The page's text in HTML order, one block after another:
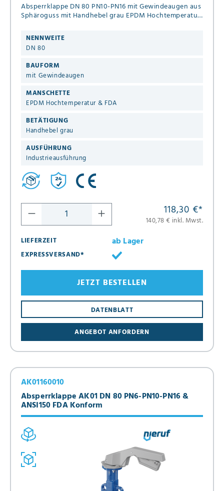
Absperrklappe DN 80 PN10-PN16 mit Gewindeaugen aus
Sphäroguss mit Handhebel grau EPDM Hochtemperatur
NENNWEITE
DN 80
BAUFORM
mit Gewindeaugen
MANSCHETTE
EPDM Hochtemperatur & FDA
BETÄTIGUNG
Handhebel grau
AUSFÜHRUNG
Industrieausführung
118,30 €*
140,78 € inkl. Mwst.
LIEFERZEIT
ab Lager
EXPRESSVERSAND*
ANGEBOT ANFORDERN
DATENBLATT
JETZT BESTELLEN
Absperrklappe AK01 DN 80 PN6-PN10-PN16 &
ANSI150 FDA Konform
AK01160010